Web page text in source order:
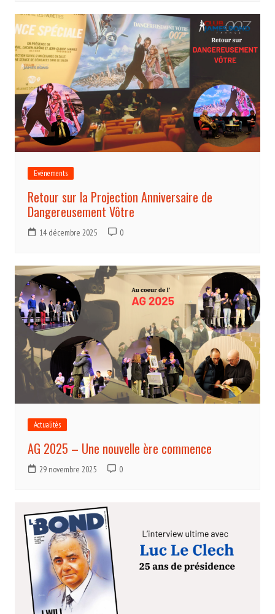
Evénements
Retour sur la Projection Anniversaire de
Dangereusement Vôtre
14 décembre 2025 0
Actualités
AG 2025 – Une nouvelle ère commence
29 novembre 2025 0